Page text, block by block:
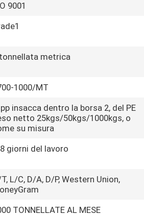
9001
metrica
1000/MT
pp insacca dentro la borsa 2, del PE
netto 25kgs/50kgs/1000kgs, o
su misura
giorni del lavoro
L/C, D/A, D/P, Western Union,
TONNELLATE AL MESE